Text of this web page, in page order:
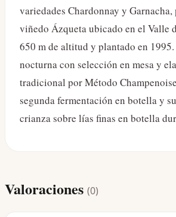
variedades Chardonnay y Garnacha,
viñedo Ázqueta ubicado en el Valle
650 m de altitud y plantado en
nocturna con selección en mesa y
tradicional por Método
segunda fermentación en botella y
crianza sobre lías finas en botella
Valoraciones (0)